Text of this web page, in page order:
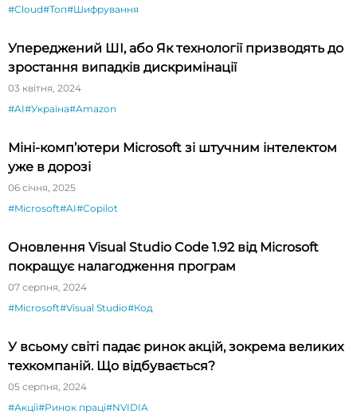
#Cloud#Топ#Шифрування
Упереджений ШІ, або Як технології призводять до
зростання випадків дискримінації
03 квітня, 2024
#AI#Україна#Amazon
Міні-комп’ютери Microsoft зі штучним інтелектом
уже в дорозі
06 січня, 2025
#Microsoft#AI#Copilot
Оновлення Visual Studio Code 1.92 від Microsoft
покращує налагодження програм
07 серпня, 2024
#Microsoft#Visual Studio#Код
У всьому світі падає ринок акцій, зокрема великих
техкомпаній. Що відбувається?
05 серпня, 2024
#Акції#Ринок праці#NVIDIA